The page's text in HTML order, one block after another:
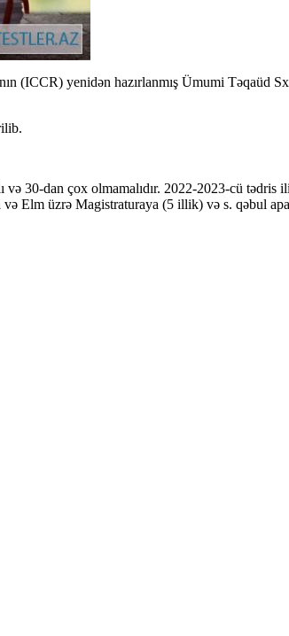
(ICCR) yenidən hazırlanmış Ümumi Təqaüd
və 30-dan çox olmamalıdır. 2022-2023-cü
Elm üzrə Magistraturaya (5 illik) və s. qəbul